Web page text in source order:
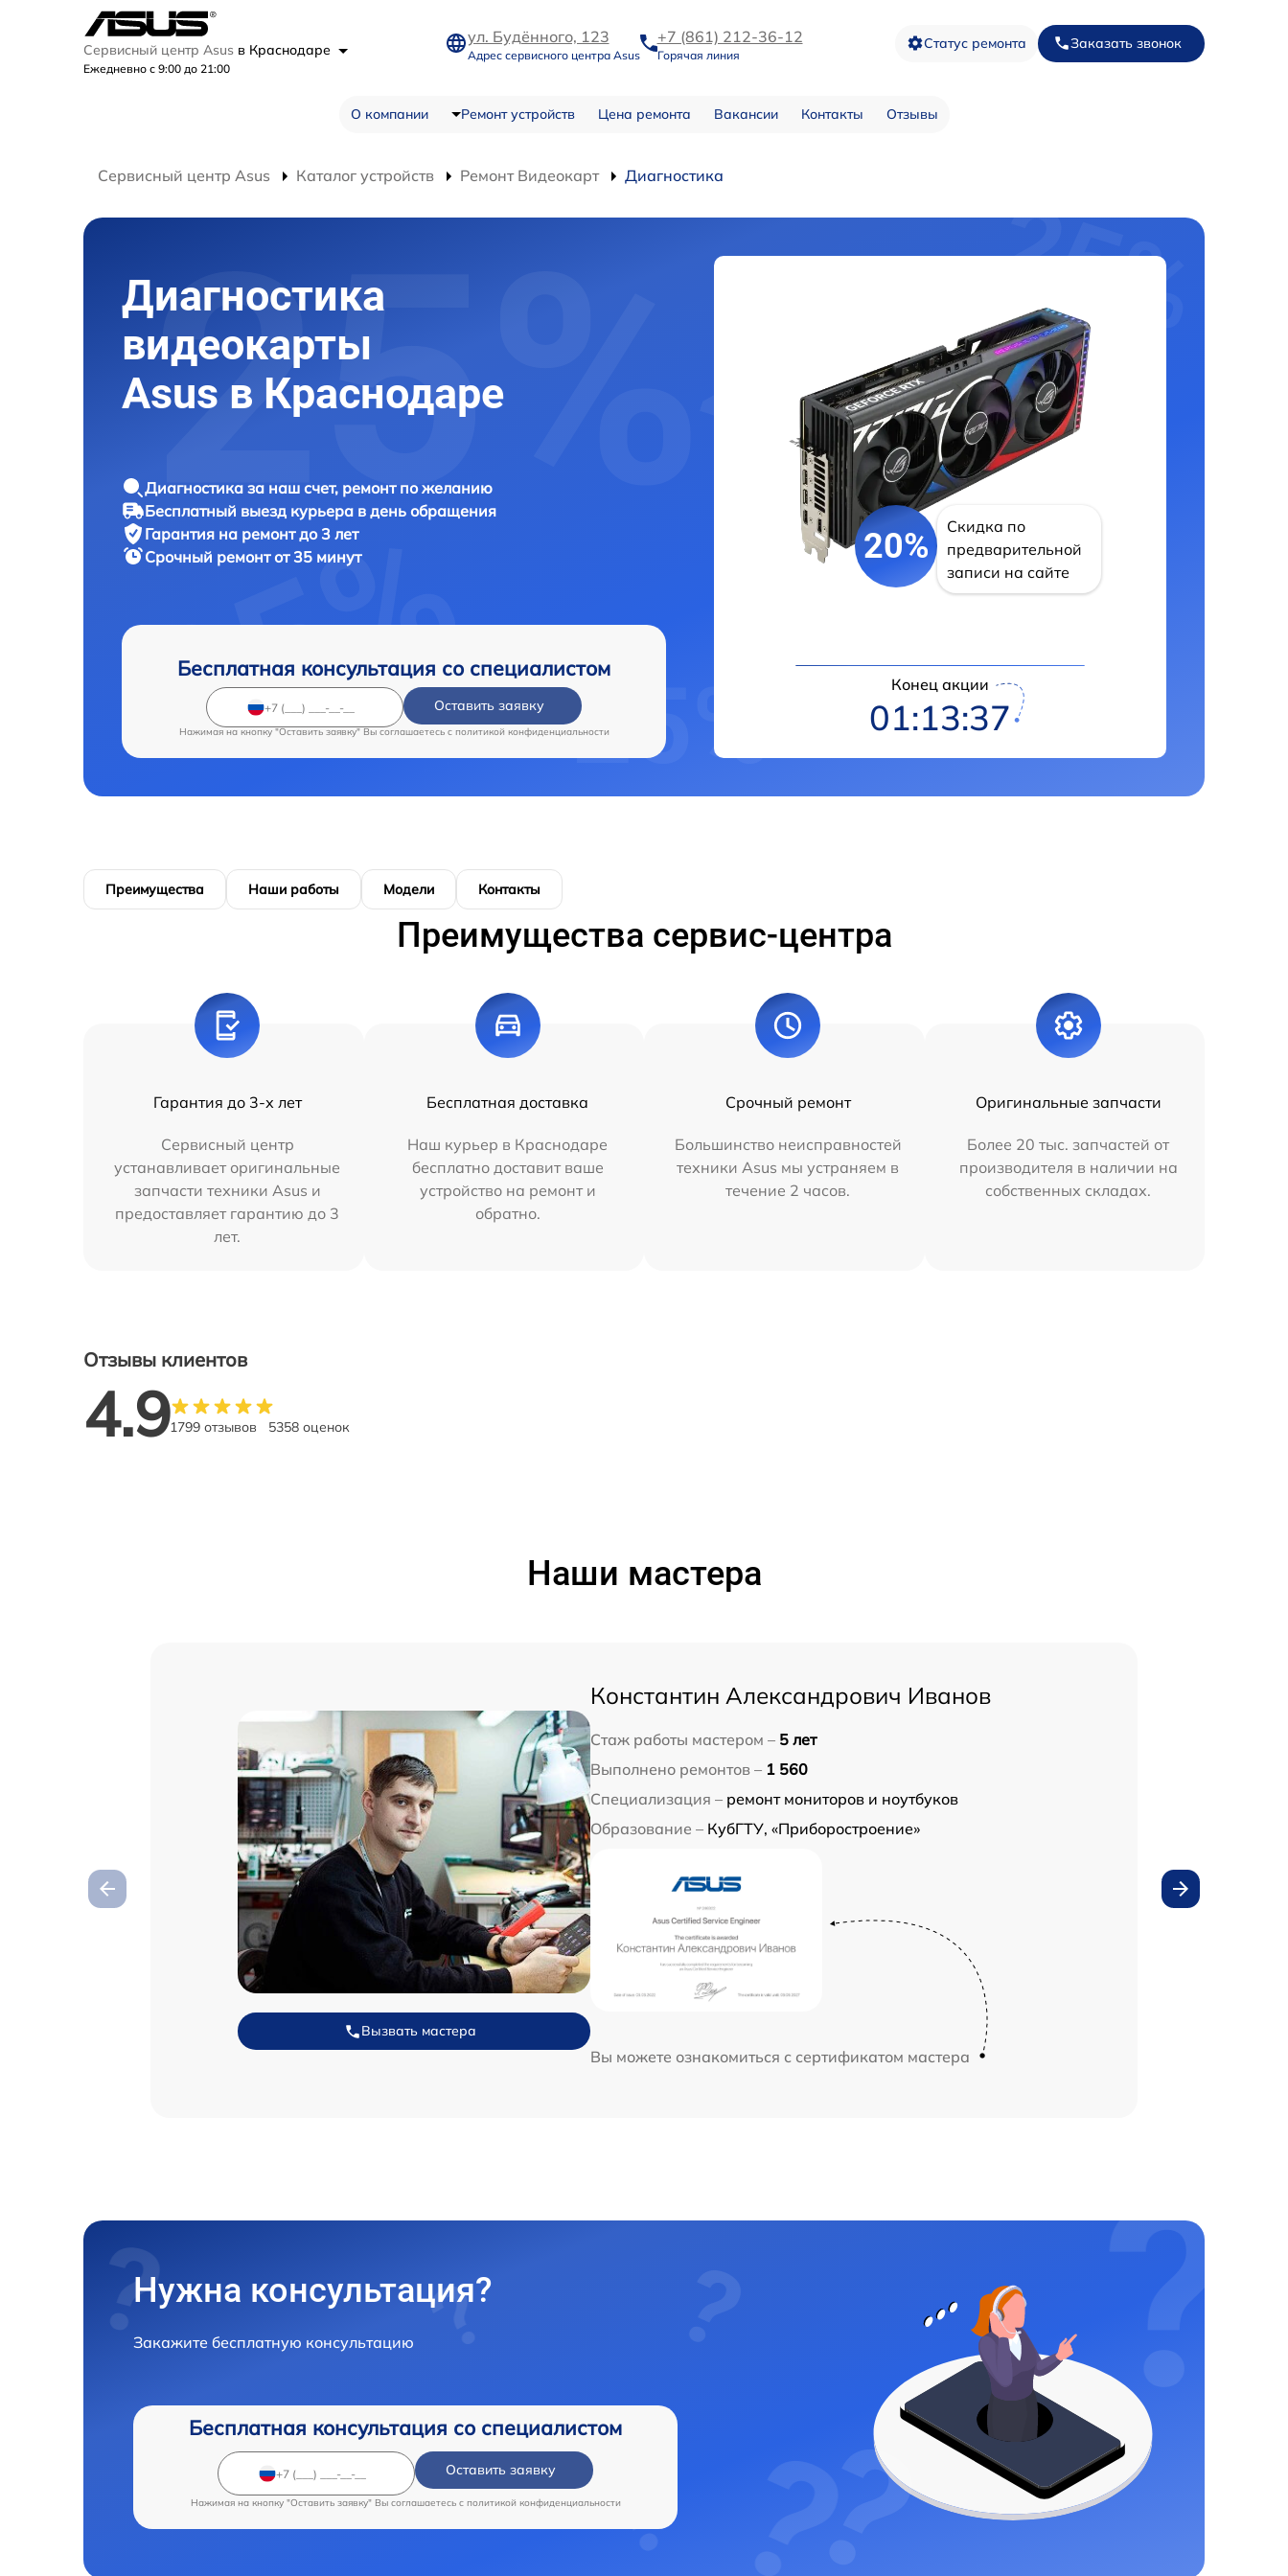
Сервисный центр Asus в Краснодаре
Ежедневно с 9:00 до 21:00
ул. Будённого, 123
Адрес сервисного центра Asus
+7 (861) 212-36-12
Горячая линия
Статус ремонта Заказать звонок
О компании Ремонт устройств Цена ремонта Вакансии Контакты Отзывы
Сервисный центр Asus Каталог устройств Ремонт Видеокарт Диагностика
Диагностика
видеокарты
Asus в Краснодаре
Диагностика за наш счет, ремонт по желанию
Бесплатный выезд курьера в день обращения
Гарантия на ремонт до 3 лет
Срочный ремонт от 35 минут
Бесплатная консультация со специалистом
Оставить заявку
Нажимая на кнопку "Оставить заявку" Вы соглашаетесь c политикой конфиденциальности
20%
Скидка по
предварительной
записи на сайте
Конец акции
01:13:36
Преимущества Наши работы Модели Контакты
Преимущества сервис-центра
Гарантия до 3-х лет
Сервисный центр
устанавливает оригинальные
запчасти техники Asus и
предоставляет гарантию до 3
лет.
Бесплатная доставка
Наш курьер в Краснодаре
бесплатно доставит ваше
устройство на ремонт и
обратно.
Срочный ремонт
Большинство неисправностей
техники Asus мы устраняем в
течение 2 часов.
Оригинальные запчасти
Более 20 тыс. запчастей от
производителя в наличии на
собственных складах.
Отзывы клиентов
4.91799 отзывов 5358 оценок
Наши мастера
Вызвать мастера
Константин Александрович Иванов
Стаж работы мастером – 5 лет
Выполнено ремонтов – 1 560
Специализация – ремонт мониторов и ноутбуков
Образование – КубГТУ, «Приборостроение»
Вы можете ознакомиться с сертификатом мастера
Нужна консультация?
Закажите бесплатную консультацию
Бесплатная консультация со специалистом
Оставить заявку
Нажимая на кнопку "Оставить заявку" Вы соглашаетесь c политикой конфиденциальности